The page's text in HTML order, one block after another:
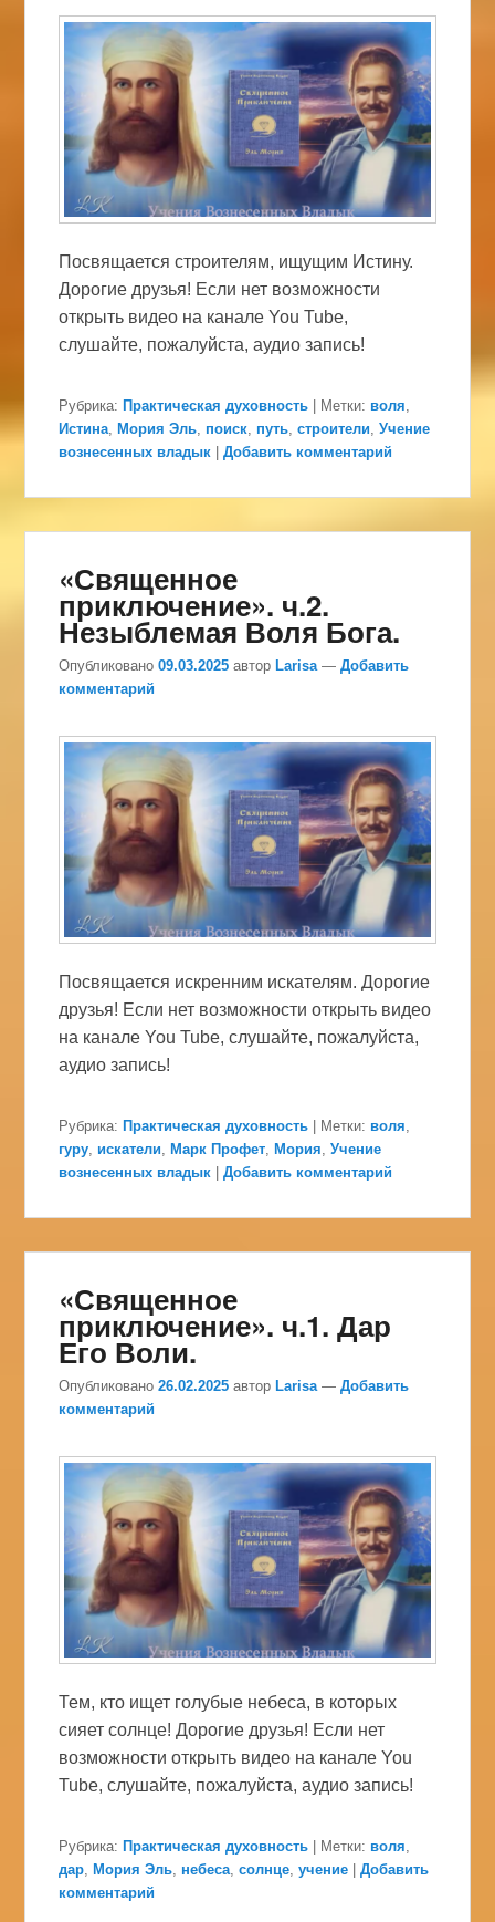
Посвящается строителям, ищущим Истину.
Дорогие друзья! Если нет возможности
открыть видео на канале You Tube,
слушайте, пожалуйста, аудио запись!
Рубрика: Практическая духовность Метки: воля,
Истина, Мория Эль, поиск, путь,строители,Учение
вознесенных владык
|Добавить комментарий
«Священное
приключение». ч.2.
Незыблемая Воля Бога.
Опубликовано09.03.2025 автор Larisa —Добавить
комментарий
Посвящается искренним искателям. Дорогие
друзья! Если нет возможности открыть видео
на канале You Tube, слушайте, пожалуйста,
аудио запись!
Рубрика: Практическая духовность Метки: воля,
гуру, искатели, Марк Профет, Мория,Учение
вознесенных владык
|Добавить комментарий
«Священное
приключение». ч.1. Дар
Его Воли.
Опубликовано26.02.2025 автор Larisa —Добавить
комментарий
Тем, кто ищет голубые небеса, в которых
сияет солнце! Дорогие друзья! Если нет
возможности открыть видео на канале You
Tube, слушайте, пожалуйста, аудио запись!
Рубрика: Практическая духовность Метки: воля,
дар, Мория Эль, небеса,солнце,учение |Добавить
комментарий